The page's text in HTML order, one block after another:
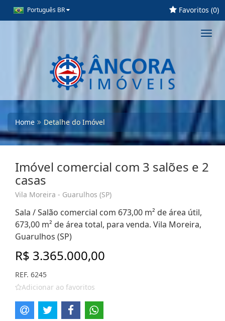
Português BR Favoritos (0)
Home Detalhe do Imóvel
Imóvel comercial com 3 salões e 2
casas
Vila Moreira - Guarulhos (SP)
Sala / Salão comercial com 673,00 m² de área útil,
673,00 m² de área total, para venda. Vila Moreira,
Guarulhos (SP)
R$ 3.365.000,00
REF. 6245
Adicionar ao favoritos